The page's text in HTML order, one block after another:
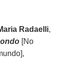
Radaelli,
[No